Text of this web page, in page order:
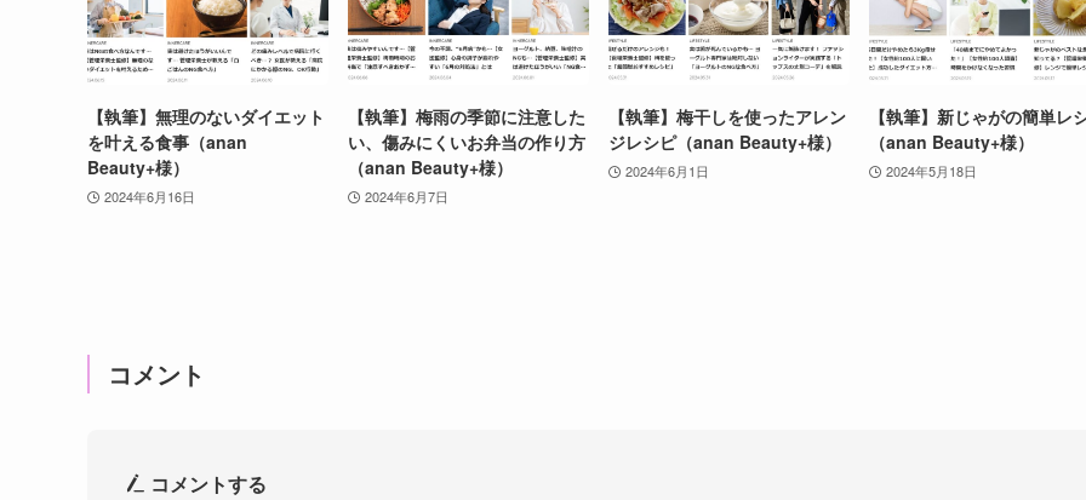
【執筆】無理のないダイエット
を叶える食事（anan
Beauty+様）
2024年6月16日
【執筆】梅雨の季節に注意した
い、傷みにくいお弁当の作り方
（anan Beauty+様）
2024年6月7日
【執筆】梅干しを使ったアレン
ジレシピ（anan Beauty+様）
2024年6月1日
【執筆】新じゃがの簡単レ
（anan Beauty+様）
2024年5月18日
コメント
コメントする